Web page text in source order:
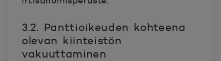
3.2. Panttioikeuden kohteena
olevan kiinteistön
vakuuttaminen